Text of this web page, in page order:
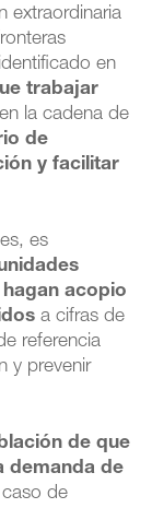
extraordinaria
en
trabajar
la cadena de
de
y facilitar
es
acopio
a cifras de
referencia
y prevenir
de que
demanda de
de